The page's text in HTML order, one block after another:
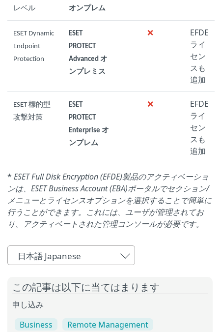
レベル
オンプレム
ESET Dynamic
Endpoint
Protection
ESET
PROTECT
Advanced オ
ンプレミス
❌
EFDE
ライ
セン
スも
追加
ESET 標的型
攻撃対策
ESET
PROTECT
Enterprise オ
ンプレム
❌
EFDE
ライ
セン
スも
追加
* ESET Full Disk Encryption (EFDE)製品のアクティベーショ
ンは、ESET Business Account (EBA)ポータルでセクション/
メニューとライセンスオプションを選択することで簡単に
行うことができます。これには、ユーザが管理されてお
り、アクティベートされた管理コンソールが必要です。
日本語 Japanese
この記事は以下に当てはまります
申し込み
Business
Remote Management